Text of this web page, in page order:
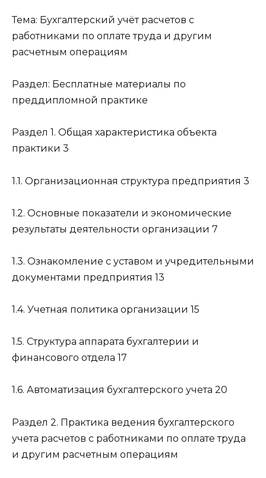
Тема: Бухгалтерский учёт расчетов с
работниками по оплате труда и другим
расчетным операциям
Раздел: Бесплатные материалы по
преддипломной практике
Раздел 1. Общая характеристика объекта
практики 3
1.1. Организационная структура предприятия 3
1.2. Основные показатели и экономические
результаты деятельности организации 7
1.3. Ознакомление с уставом и учредительными
документами предприятия 13
1.4. Учетная политика организации 15
1.5. Структура аппарата бухгалтерии и
финансового отдела 17
1.6. Автоматизация бухгалтерского учета 20
Раздел 2. Практика ведения бухгалтерского
учета расчетов с работниками по оплате труда
и другим расчетным операциям